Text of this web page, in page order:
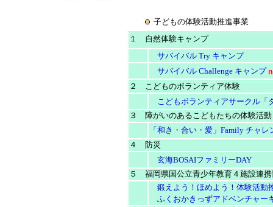
子どもの体験活動推進事
１ 自然体験キャンプ
サバイバル Try キャンプ
サバイバル Challenge キャンプ
２ こどものボランティア体験
こどもボランティアサークル「
３ 障がいのあるこどもたちの体験活動
「和き・合い・愛」Family チャレ
４ 防災
玄海BOSAIファミリーDAY
５ 福岡県国公立青少年教育４施設連携
鍛えよう！ほめよう！体験活動
ふくおかきっずアドベンチャー